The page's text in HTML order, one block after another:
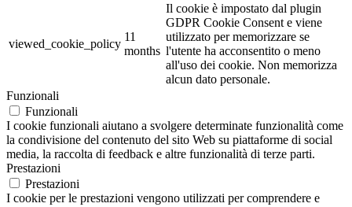
viewed_cookie_policy
11
months
Il cookie è impostato dal plugin
GDPR Cookie Consent e viene
utilizzato per memorizzare se
l'utente ha acconsentito o meno
all'uso dei cookie. Non memorizza
alcun dato personale.
Funzionali
Funzionali
I cookie funzionali aiutano a svolgere determinate funzionalità come
la condivisione del contenuto del sito Web su piattaforme di social
media, la raccolta di feedback e altre funzionalità di terze parti.
Prestazioni
Prestazioni
I cookie per le prestazioni vengono utilizzati per comprendere e